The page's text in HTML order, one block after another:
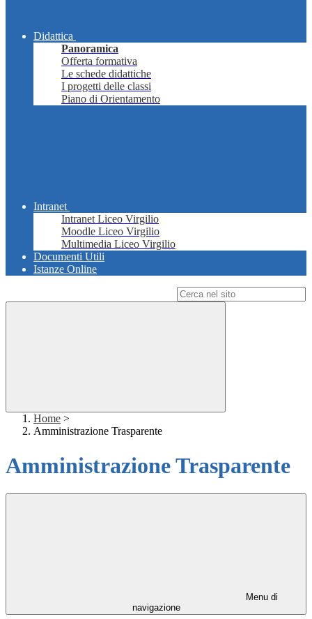
Didattica
Panoramica
Offerta formativa
Le schede didattiche
I progetti delle classi
Piano di Orientamento
Intranet
Intranet Liceo Virgilio
Moodle Liceo Virgilio
Multimedia Liceo Virgilio
Documenti Utili
Istanze Online
Home >
Amministrazione Trasparente
Amministrazione Trasparente
Menu di
navigazione